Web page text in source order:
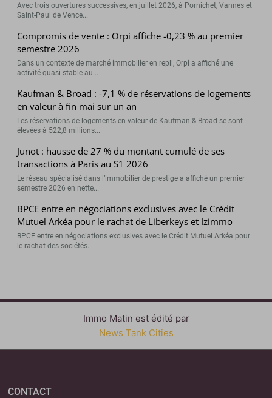
Avec trois ouvertures successives, en juillet 2026, à Pornichet, Vannes et
Saint-Paul de Vence...
Compromis de vente : Orpi affiche -0,23 % au premier
semestre 2026
Dans un contexte de marché immobilier en repli, Orpi a affiché une
activité quasi stable au...
Kaufman & Broad : -7,1 % de réservations de logements
en valeur à fin mai sur un an
Les réservations de logements en valeur de Kaufman & Broad se sont
élevées à 522,8 millions...
Junot : hausse de 27 % du montant cumulé de ses
transactions à Paris au S1 2026
Le réseau spécialisé dans l’immobilier de prestige a affiché un premier
semestre 2026 en nette...
BPCE entre en négociations exclusives avec le Crédit
Mutuel Arkéa pour le rachat de Liberkeys et Izimmo
BPCE entre en négociations exclusives avec le Crédit Mutuel Arkéa pour
le rachat des sociétés...
Immo Matin est édité par
News Tank Cities
CONTACT